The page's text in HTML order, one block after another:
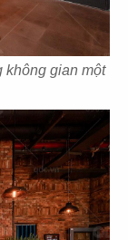
không gian một
BẢN